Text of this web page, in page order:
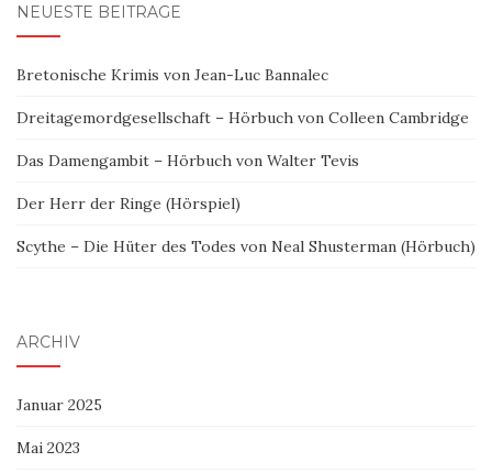
NEUESTE BEITRÄGE
Bretonische Krimis von Jean-Luc Bannalec
Dreitagemordgesellschaft – Hörbuch von Colleen Cambridge
Das Damengambit – Hörbuch von Walter Tevis
Der Herr der Ringe (Hörspiel)
Scythe – Die Hüter des Todes von Neal Shusterman (Hörbuch)
ARCHIV
Januar 2025
Mai 2023